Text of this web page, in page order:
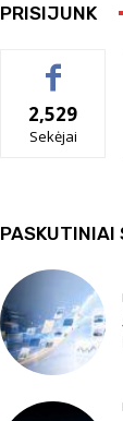
PRISIJUNK
2,529
Sekėjai
PASKUTINIAI